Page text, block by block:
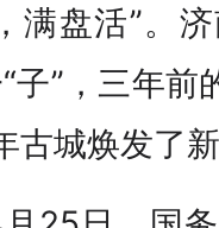
满盘活”。
子”，三年前
城焕发了新